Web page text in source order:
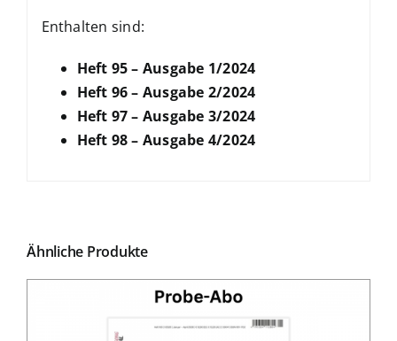
Enthalten sind:
Heft 95 – Ausgabe 1/2024
Heft 96 – Ausgabe 2/2024
Heft 97 – Ausgabe 3/2024
Heft 98 – Ausgabe 4/2024
Ähnliche Produkte